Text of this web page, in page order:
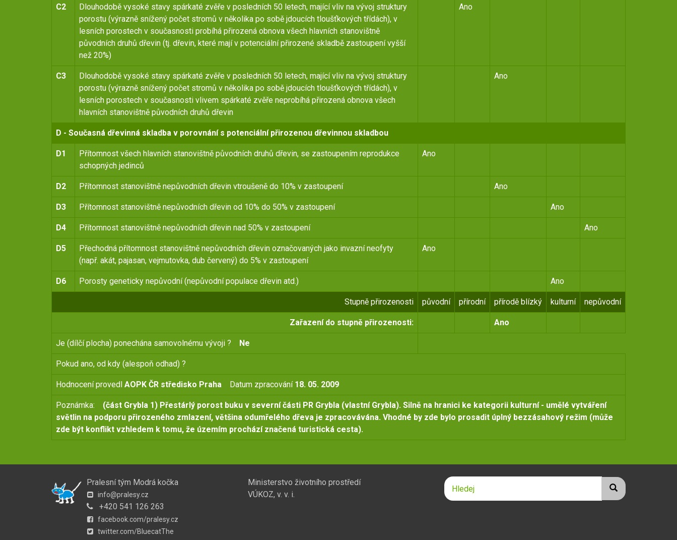
C2
Dlouhodobě vysoké stavy spárkaté zvěře v posledních 50 letech, mající vliv na vývoj struktury
porostu (výrazně snížený počet stromů v několika po sobě jdoucích tloušťkových třídách), v
lesních porostech v současnosti probíhá přirozená obnova všech hlavních stanovištně
původních druhů dřevin (tj. dřevin, které mají v potenciální přirozené skladbě zastoupení vyšší
než 20%)
Ano
C3
Dlouhodobě vysoké stavy spárkaté zvěře v posledních 50 letech, mající vliv na vývoj struktury
porostu (výrazně snížený počet stromů v několika po sobě jdoucích tloušťkových třídách), v
lesních porostech v současnosti vlivem spárkaté zvěře neprobíhá přirozená obnova všech
hlavních stanovištně původních druhů dřevin
Ano
D - Současná dřevinná skladba v porovnání s potenciální přirozenou dřevinnou skladbou
D1
Přítomnost všech hlavních stanovištně původních druhů dřevin, se zastoupením reprodukce
schopných jedinců
Ano
D2 Přítomnost stanovištně nepůvodních dřevin vtroušeně do 10% v zastoupení Ano
D3 Přítomnost stanovištně nepůvodních dřevin od 10% do 50% v zastoupení Ano
D4 Přítomnost stanovištně nepůvodních dřevin nad 50% v zastoupení Ano
D5
Přechodná přítomnost stanovištně nepůvodních dřevin označovaných jako invazní neofyty
(např. akát, pajasan, vejmutovka, dub červený) do 5% v zastoupení
Ano
D6 Porosty geneticky nepůvodní (nepůvodní populace dřevin atd.) Ano
Stupně přirozenosti původní přírodní přírodě blízký kulturní nepůvodní
Zařazení do stupně přirozenosti: Ano
Je (dílčí plocha) ponechána samovolnému vývoji ? Ne
Pokud ano, od kdy (alespoň odhad) ?
Hodnocení provedl AOPK ČR středisko Praha Datum zpracování 18. 05. 2009
Poznámka: (část Grybla 1) Přestárlý porost buku v severní části PR Grybla (vlastní Grybla). Silně na hranici ke kategorii kulturní - umělé vytváření
světlin na podporu přirozeného zmlazení, většina odumřelého dřeva je zpracovávána. Vhodné by zde bylo prosadit úplný bezzásahový režim (může
zde být konflikt vzhledem k tomu, že územím prochází značená turistická cesta).
Pralesní tým Modrá kočka
info@pralesy.cz
+420 541 126 263
facebook.com/pralesy.cz
twitter.com/BluecatThe
Ministerstvo životního prostředí
VÚKOZ, v. v. i.
Hledat
Hledej
Hledej